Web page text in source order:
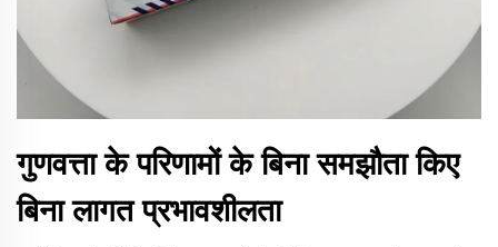
गुणवत्ता के परिणामों के बिना समझौता किए
बिना लागत प्रभावशीलता